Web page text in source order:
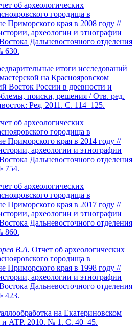
об археологических
городища в
Приморского края в 2008 году //
археологии и этнографии
Дальневосточного отделения
630.
итоги исследований
на Краснояровском
Восток России в древности и
поиски, решения / Отв. ред.
Рея, 2011. С. 114–125.
об археологических
городища в
Приморского края в 2014 году //
археологии и этнографии
Дальневосточного отделения
754.
об археологических
городища в
Приморского края в 2017 году //
археологии и этнографии
Дальневосточного отделения
860.
В.А. Отчет об археологических
городища в
Приморского края в 1998 году //
археологии и этнографии
Дальневосточного отделения
423.
на Екатериновском
и АТР. 2010. № 1. С. 40–45.